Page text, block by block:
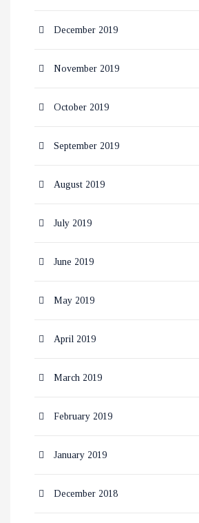
December 2019
November 2019
October 2019
September 2019
August 2019
July 2019
June 2019
May 2019
April 2019
March 2019
February 2019
January 2019
December 2018